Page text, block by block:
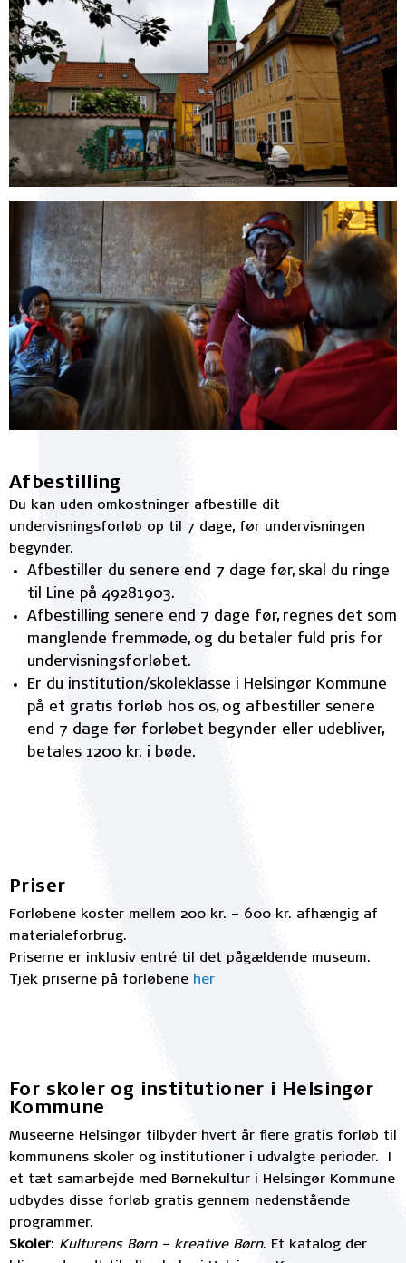
Afbestilling
Du kan uden omkostninger afbestille dit
undervisningsforløb op til 7 dage, før undervisningen
begynder.
Afbestiller du senere end 7 dage før, skal du ringe
til Line på 49281903.
Afbestilling senere end 7 dage før, regnes det som
manglende fremmøde, og du betaler fuld pris for
undervisningsforløbet.
Er du institution/skoleklasse i Helsingør Kommune
på et gratis forløb hos os, og afbestiller senere
end 7 dage før forløbet begynder eller udebliver,
betales 1200 kr. i bøde.
Priser
Forløbene koster mellem 200 kr. – 600 kr. afhængig af
materialeforbrug.
Priserne er inklusiv entré til det pågældende museum.
Tjek priserne på forløbene her
For skoler og institutioner i Helsingør
Kommune
Museerne Helsingør tilbyder hvert år flere gratis forløb til
kommunens skoler og institutioner i udvalgte perioder. I
et tæt samarbejde med Børnekultur i Helsingør Kommune
udbydes disse forløb gratis gennem nedenstående
programmer.
Skoler: Kulturens Børn – kreative Børn. Et katalog der